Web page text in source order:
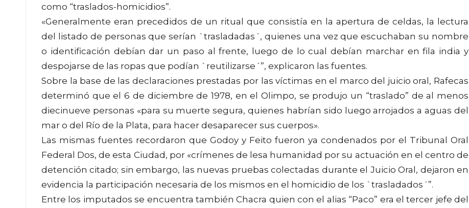
como “traslados-homicidios”.
«Generalmente eran precedidos de un ritual que consistía en la apertura de celdas, la lectura
del listado de personas que serían `trasladadas´, quienes una vez que escuchaban su nombre
o identificación debían dar un paso al frente, luego de lo cual debían marchar en fila india y
despojarse de las ropas que podían `reutilizarse´”, explicaron las fuentes.
Sobre la base de las declaraciones prestadas por las víctimas en el marco del juicio oral, Rafecas
determinó que el 6 de diciembre de 1978, en el Olimpo, se produjo un “traslado” de al menos
diecinueve personas «para su muerte segura, quienes habrían sido luego arrojados a aguas del
mar o del Río de la Plata, para hacer desaparecer sus cuerpos».
Las mismas fuentes recordaron que Godoy y Feito fueron ya condenados por el Tribunal Oral
Federal Dos, de esta Ciudad, por «crímenes de lesa humanidad por su actuación en el centro de
detención citado; sin embargo, las nuevas pruebas colectadas durante el Juicio Oral, dejaron en
evidencia la participación necesaria de los mismos en el homicidio de los `trasladados´”.
Entre los imputados se encuentra también Chacra quien con el alias “Paco” era el tercer jefe del